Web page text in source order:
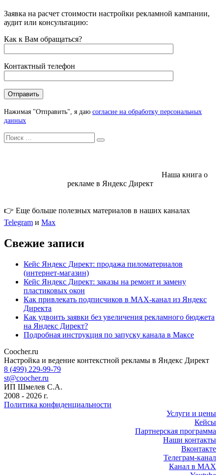
Заявка на расчет стоимости настройки рекламной кампании,
аудит или консультацию:
Как к Вам обращаться?
Контактный телефон
Нажимая "Отправить", я даю согласие на обработку персональных
данных
Искать
Search
Наша книга о
рекламе в Яндекс Директ
👉 Еще больше полезных материалов в наших каналах
Telegram и Max
Свежие записи
Кейс Яндекс Директ: продажа пиломатериалов
(интернет-магазин)
Кейс Яндекс Директ: заказы на ремонт и замену
пластиковых окон
Как привлекать подписчиков в MAX-канал из Яндекс
Директа
Как удвоить заявки без увеличения рекламного бюджета
на Яндекс Директ?
Подробная инструкция по запуску канала в Максе
Amphibious Theme by
Coocher.ru
Настройка и ведение контекстной рекламы в Яндекс Директ
8 (499) 229-99-79
st@coocher.ru
ИП Шмелев С.А.
2008 - 2026 г.
Политика конфиденциальности
Услуги и цены
Кейсы
Партнерская программа
Наши контакты
Вконтакте
Телеграм-канал
Канал в MAX